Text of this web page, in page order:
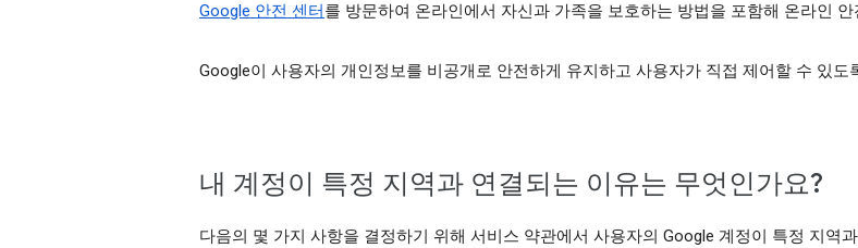
Google 안전 센터를 방문하여 온라인에서 자신과 가족을 보호하는 방법을 포함해 온라인
Google이 사용자의 개인정보를 비공개로 안전하게 유지하고 사용자가 직접 제어할 수 있도
내 계정이 특정 지역과 연결되는 이유는 무엇인가요?
다음의 몇 가지 사항을 결정하기 위해 서비스 약관에서 사용자의 Google 계정이 특정 지역